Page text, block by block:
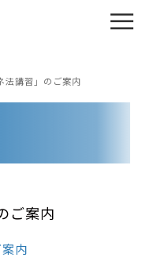
≡
法講習」のご案内
ご案内
内